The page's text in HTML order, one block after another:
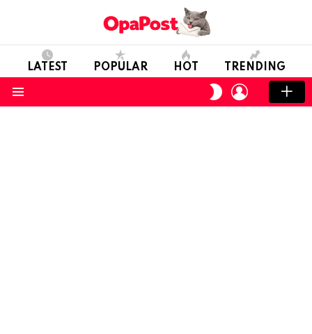
LATEST POPULAR HOT TRENDING
SWITCH
SKIN
LOGIN